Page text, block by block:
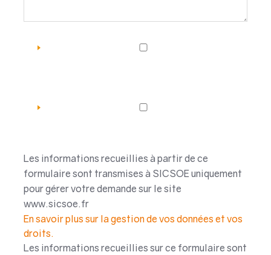
Les informations recueillies à partir de ce
formulaire sont transmises à SICSOE uniquement
pour gérer votre demande sur le site
www.sicsoe.fr
En savoir plus sur la gestion de vos données et vos
droits.
Les informations recueillies sur ce formulaire sont